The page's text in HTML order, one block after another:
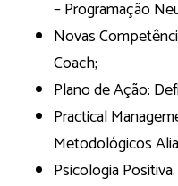
– Programação
Novas
Coach;
Plano de Ação:
Practical
Metodológicos
Psicologia Positiva.